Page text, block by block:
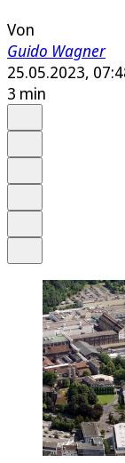
Von
Guido Wagner
25.05.2023,
3 min